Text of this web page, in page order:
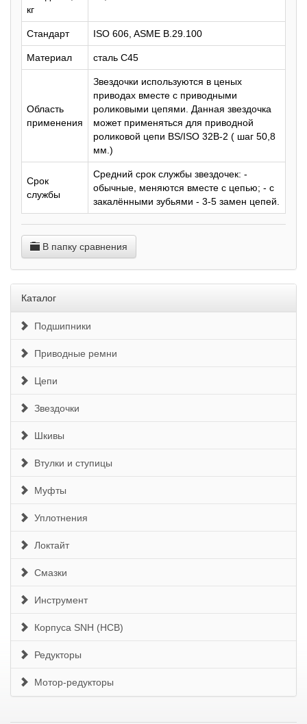
кг
Стандарт ISO 606, ASME B.29.100
Материал сталь C45
Область
применения
Звездочки используются в ценых
приводах вместе с приводными
роликовыми цепями. Данная звездочка
может применяться для приводной
роликовой цепи BS/ISO 32B-2 ( шаг 50,8
мм.)
Срок
службы
Средний срок службы звездочек: -
обычные, меняются вместе с цепью; - с
закалёнными зубьями - 3-5 замен цепей.
В папку сравнения
Каталог
Подшипники
Приводные ремни
Цепи
Звездочки
Шкивы
Втулки и ступицы
Муфты
Уплотнения
Локтайт
Смазки
Инструмент
Корпуса SNH (HCB)
Редукторы
Мотор-редукторы